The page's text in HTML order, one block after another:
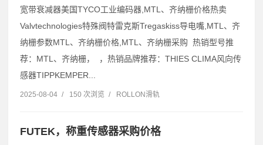
宽带衰减器美国TYCO工业编码器,MTL、齐纳栅价格热卖
Valvtechnologies特殊阀特雷克斯Tregaskiss导电嘴,MTL、齐
纳栅参数MTL、齐纳栅价格,MTL、齐纳栅采购 热销型号推
荐：MTL、齐纳栅， ，热销品牌推荐：THIES CLIMA风向传
感器TIPPKEMPER...
2025-08-04 / 150 次浏览 / ROLLON滑轨
FUTEK，称重传感器采购价格